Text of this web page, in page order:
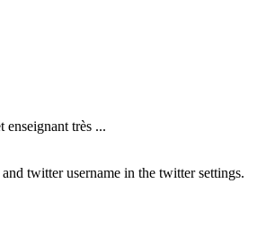
enseignant très ...
twitter username in the twitter settings.